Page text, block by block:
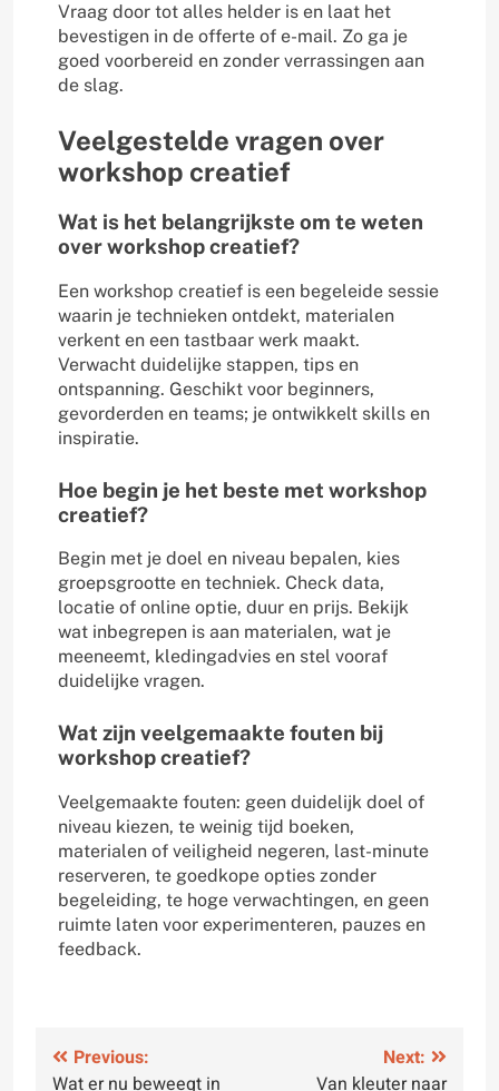
Vraag door tot alles helder is en laat het
bevestigen in de offerte of e-mail. Zo ga je
goed voorbereid en zonder verrassingen aan
de slag.
Veelgestelde vragen over
workshop creatief
Wat is het belangrijkste om te weten
over workshop creatief?
Een workshop creatief is een begeleide sessie
waarin je technieken ontdekt, materialen
verkent en een tastbaar werk maakt.
Verwacht duidelijke stappen, tips en
ontspanning. Geschikt voor beginners,
gevorderden en teams; je ontwikkelt skills en
inspiratie.
Hoe begin je het beste met workshop
creatief?
Begin met je doel en niveau bepalen, kies
groepsgrootte en techniek. Check data,
locatie of online optie, duur en prijs. Bekijk
wat inbegrepen is aan materialen, wat je
meeneemt, kledingadvies en stel vooraf
duidelijke vragen.
Wat zijn veelgemaakte fouten bij
workshop creatief?
Veelgemaakte fouten: geen duidelijk doel of
niveau kiezen, te weinig tijd boeken,
materialen of veiligheid negeren, last-minute
reserveren, te goedkope opties zonder
begeleiding, te hoge verwachtingen, en geen
ruimte laten voor experimenteren, pauzes en
feedback.
Post
Previous:
Wat er nu beweegt in
Next:
Van kleuter naar